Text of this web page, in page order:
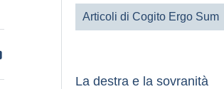
Articoli di Cogito Ergo Sum
La destra e la sovranità